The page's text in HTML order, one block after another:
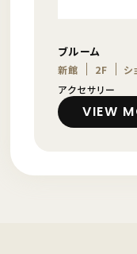
ブルーム
新館 2F
シ
アクセサリー
VIEW